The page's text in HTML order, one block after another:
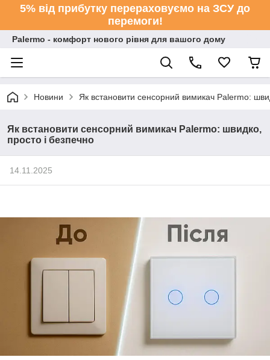
5% від прибутку перераховуємо на ЗСУ до
перемоги!
Palermo - комфорт нового рівня для вашого дому
Новини Як встановити сенсорний вимикач Palermo:
Як встановити сенсорний вимикач Palermo: швидко,
просто і безпечно
14.11.2025